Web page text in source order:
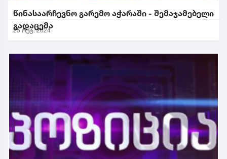
წინასაარჩევნო გარემო აჭარაში - შემაჯამებელი
გადაცემა
25 ოქტ. 2024